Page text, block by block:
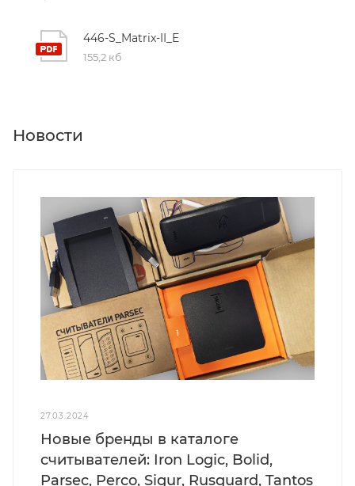
446-S_Matrix-II_E
155,2 кб
Новости
27.03.2024
Новые бренды в каталоге
считывателей: Iron Logic, Bolid,
Parsec, Perco, Sigur, Rusguard, Tantos